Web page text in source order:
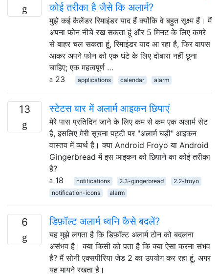
कोई तरीका है जैसे कि अलार्म?
मुझे कई कैलेंडर रिमाइंडर याद हैं क्योंकि वे बहुत सूक्ष्म हैं। मैं
अपना फोन नीचे रख सकता हूं और 5 मिनट के लिए कमरे
से बाहर चल सकता हूं, रिमाइंडर याद आ रहा है, फिर वापस
आकर अपने फोन को एक घंटे के लिए दोबारा नहीं छूना
चाहिए; एक महत्वपूर्ण …
23
applications calendar alarm
13 स्टेटस बार में अलार्म आइकन छिपाएं
मेरे पास प्रतिदिन जाने के लिए कम से कम एक अलार्म सेट
है, इसलिए मेरी सूचना पट्टी पर "अलार्म घड़ी" आइकन
वास्तव में व्यर्थ है। क्या Android Froyo या Android
Gingerbread में इस आइकन को छिपाने का कोई तरीका
है?
18
notifications 2.3-gingerbread
2.2-froyo
notification-icons
alarm
6 डिफ़ॉल्ट अलार्म ध्वनि कैसे बदलें?
यह मुझे लगता है कि डिफ़ॉल्ट अलार्म टोन को बदलना
असंभव है। क्या किसी को पता है कि क्या ऐसा करना संभव
है? मैं सोनी एक्सपीरिया जेड 2 का उपयोग कर रहा हूं, अगर
यह मायने रखता है।